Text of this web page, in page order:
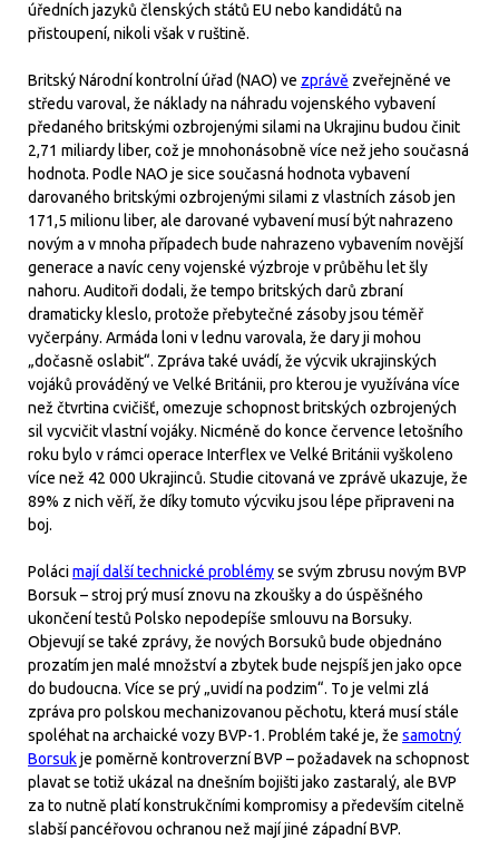
úředních jazyků členských států EU nebo kandidátů na
přistoupení, nikoli však v ruštině.
Britský Národní kontrolní úřad (NAO) ve zprávě zveřejněné ve
středu varoval, že náklady na náhradu vojenského vybavení
předaného britskými ozbrojenými silami na Ukrajinu budou činit
2,71 miliardy liber, což je mnohonásobně více než jeho současná
hodnota. Podle NAO je sice současná hodnota vybavení
darovaného britskými ozbrojenými silami z vlastních zásob jen
171,5 milionu liber, ale darované vybavení musí být nahrazeno
novým a v mnoha případech bude nahrazeno vybavením novější
generace a navíc ceny vojenské výzbroje v průběhu let šly
nahoru. Auditoři dodali, že tempo britských darů zbraní
dramaticky kleslo, protože přebytečné zásoby jsou téměř
vyčerpány. Armáda loni v lednu varovala, že dary ji mohou
„dočasně oslabit“. Zpráva také uvádí, že výcvik ukrajinských
vojáků prováděný ve Velké Británii, pro kterou je využívána více
než čtvrtina cvičišť, omezuje schopnost britských ozbrojených
sil vycvičit vlastní vojáky. Nicméně do konce července letošního
roku bylo v rámci operace Interflex ve Velké Británii vyškoleno
více než 42 000 Ukrajinců. Studie citovaná ve zprávě ukazuje, že
89% z nich věří, že díky tomuto výcviku jsou lépe připraveni na
boj.
Polácimají další technické problémyse svým zbrusu novým BVP
Borsuk – stroj prý musí znovu na zkoušky a do úspěšného
ukončení testů Polsko nepodepíše smlouvu na Borsuky.
Objevují se také zprávy, že nových Borsuků bude objednáno
prozatím jen malé množství a zbytek bude nejspíš jen jako opce
do budoucna. Více se prý „uvidí na podzim“. To je velmi zlá
zpráva pro polskou mechanizovanou pěchotu, která musí stále
spoléhat na archaické vozy BVP-1. Problém také je, že samotný
Borsukje poměrně kontroverzní BVP – požadavek na schopnost
plavat se totiž ukázal na dnešním bojišti jako zastaralý, ale BVP
za to nutně platí konstrukčními kompromisy a především citelně
slabší pancéřovou ochranou než mají jiné západní BVP.